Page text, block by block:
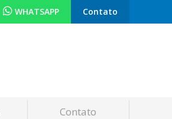
Contato
WHATSAPP
Contato